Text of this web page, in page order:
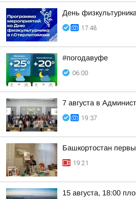
День
17:48
#погодавуфе
06:00
7 августа в
19:37
Башкортостан
19:21
15 августа, 18:00